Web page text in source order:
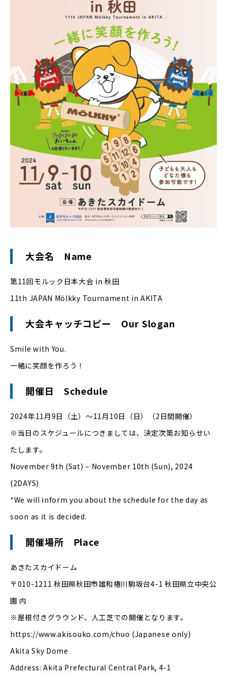
大会名 Name
第11回モルック日本大会 in 秋田
11th JAPAN Mölkky Tournament in AKITA
大会キャッチコピー Our Slogan
Smile with You.
一緒に笑顔を作ろう！
開催日 Schedule
2024年11月9日（土）〜11月10日（日）（2日間開催）
※当日のスケジュールにつきましては、決定次第お知らせい
たします。
November 9th (Sat) – November 10th (Sun), 2024
(2DAYS)
*We will inform you about the schedule for the day as
soon as it is decided.
開催場所 Place
あきたスカイドーム
〒010-1211 秋田県秋田市雄和椿川駒坂台4-1 秋田県立中央公
園 内
※屋根付きグラウンド、人工芝での開催となります。
https://www.akisouko.com/chuo (Japanese only)
Akita Sky Dome
Address: Akita Prefectural Central Park, 4-1